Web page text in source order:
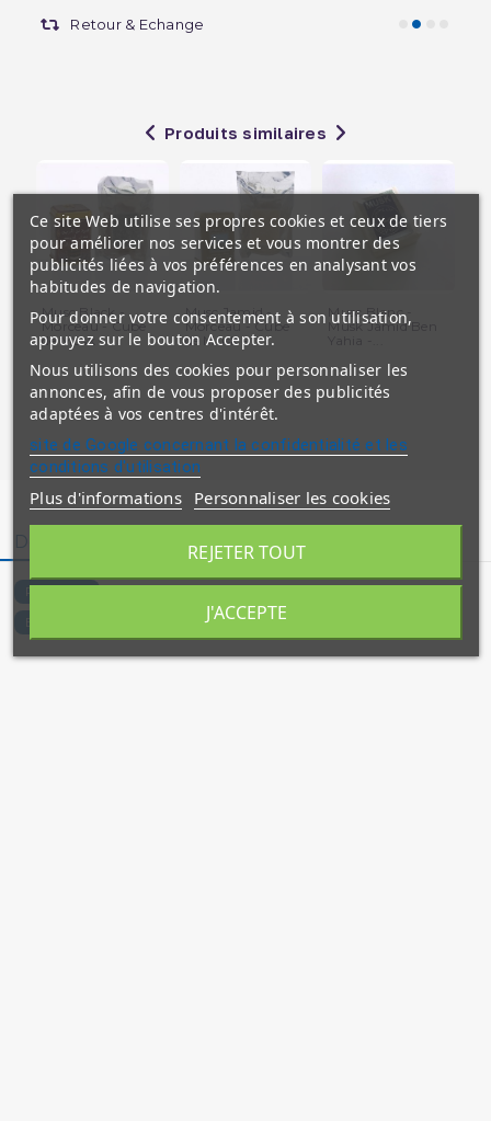
Retour & Echange
Produits similaires
Musc Black -
Morceau - Cube
de Musk -...
Musc Jamid -
Morceau - Cube
de Musk -...
Musc Blanc -
Musk Jamid Ben
Détails du produit Avis clients
Référence
EAN13
Ce site Web utilise ses propres cookies et ceux de tiers
pour améliorer nos services et vous montrer des
publicités liées à vos préférences en analysant vos
habitudes de navigation.
Pour donner votre consentement à son utilisation,
appuyez sur le bouton Accepter.
Nous utilisons des cookies pour personnaliser les
annonces, afin de vous proposer des publicités
adaptées à vos centres d'intérêt.
site de Google concernant la confidentialité et les
conditions d'utilisation
Plus d'informations Personnaliser les cookies
REJETER TOUT
J'ACCEPTE